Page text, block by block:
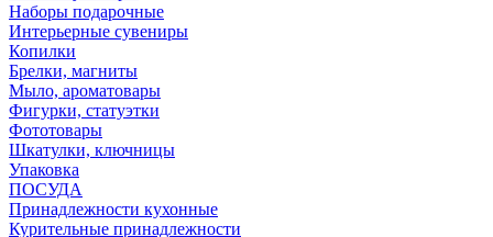
Наборы подарочные
Интерьерные сувениры
Копилки
Брелки, магниты
Мыло, ароматовары
Фигурки, статуэтки
Фототовары
Шкатулки, ключницы
Упаковка
ПОСУДА
Принадлежности кухонные
Курительные принадлежности